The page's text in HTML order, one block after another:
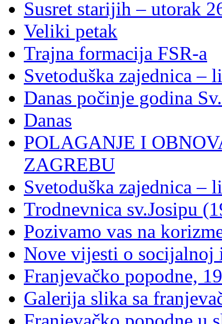
Susret starijih – utorak
Veliki petak
Trajna formacija FSR-a
Svetoduška zajednica –
Danas počinje godina
Danas
POLAGANJE I
ZAGREBU
Svetoduška zajednica –
Trodnevnica sv.Josipu
Pozivamo vas na
Nove vijesti o
Franjevačko popodne,
Galerija slika sa